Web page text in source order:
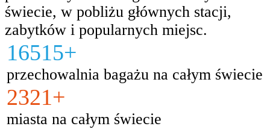
świecie, w pobliżu głównych stacji,
zabytków i popularnych miejsc.
16515+
przechowalnia bagażu na całym świecie
2321+
miasta na całym świecie